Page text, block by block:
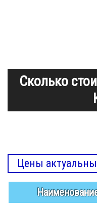
Сколько
Цены актуальны